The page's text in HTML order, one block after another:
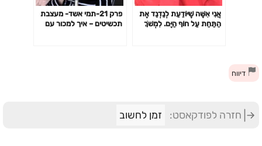
אֲנִי אִשָּׁה שֶׁיּוֹדַעַת לְנַדְנֵד אֶת
הַתַּחַת עַל חוֹף הַיָּם. לִמְשֹׁךְ
פרק 21-תמי אשד- מעצבת
תכשיטים – איך למכור עם
דיווח
חזרה לפודקאסט: זמן לחשוב